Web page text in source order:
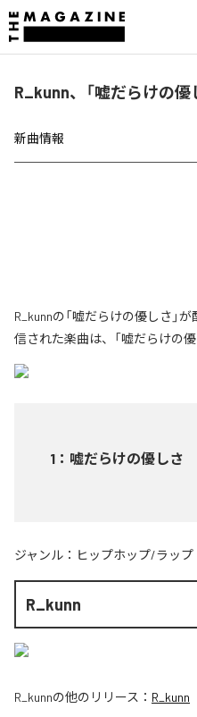
R_kunn、「嘘だらけの優
新曲情報
R_kunnの「嘘だらけの優しさ」
信された楽曲は、「嘘だらけの
1 ： 嘘だらけの優しさ
ジャンル： ヒップホップ/ラップ
R_kunn
R_kunnの他のリリース： R_kunn